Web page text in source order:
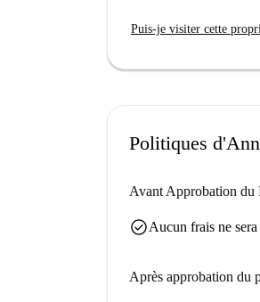
Puis-je visiter cette
Politiques
Avant Approbation du
check_circleAucun frais ne
Après approbation du